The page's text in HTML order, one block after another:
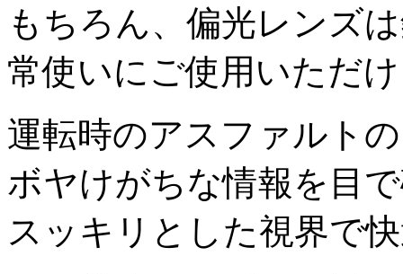
もちろん、偏光レンズ
常使いにご使用いただ
運転時のアスファルト
ボヤけがちな情報を目
スッキリとした視界で